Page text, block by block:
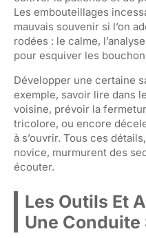
Les embouteillages
mauvais souvenir si l’on
rodées : le calme,
pour esquiver les
Développer une certaine
exemple, savoir lire dans
voisine, prévoir la
tricolore, ou encore
à s’ouvrir. Tous ces
novice, murmurent des
écouter.
Les Outils Et
Une Conduite